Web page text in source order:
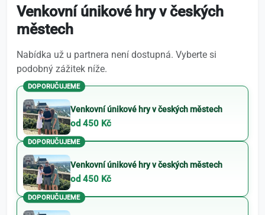
Venkovní únikové hry v českých
městech
Nabídka už u partnera není dostupná. Vyberte si
podobný zážitek níže.
DOPORUČUJEME
Venkovní únikové hry v českých městech
od 450 Kč
DOPORUČUJEME
Venkovní únikové hry v českých městech
od 450 Kč
DOPORUČUJEME